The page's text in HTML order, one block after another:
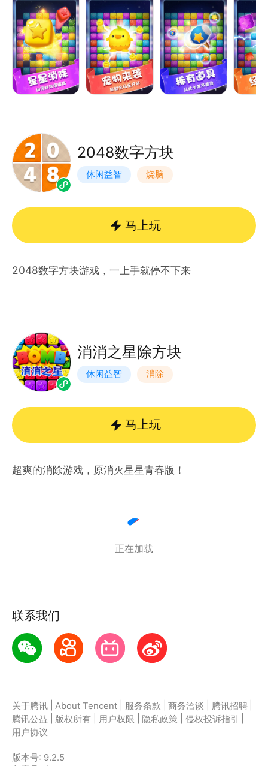
2048数字方块
休闲益智 烧脑
马上玩
2048数字方块游戏，一上手就停不下来
消消之星除方块
休闲益智 消除
马上玩
超爽的消除游戏，原消灭星星青春版！
正在加载
联系我们
关于腾讯 About Tencent 服务条款 商务洽谈 腾讯招聘
腾讯公益
版权所有 用户权限 隐私政策 侵权投诉指引
用户协议
版本号: 9.2.5